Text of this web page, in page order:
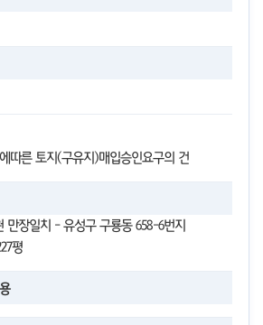
따른 토지(구유지)매입승인요구의 건
만장일치 - 유성구 구룡동 658-6번지
평